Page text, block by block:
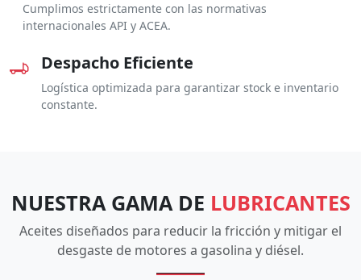
Cumplimos estrictamente con las normativas
internacionales API y ACEA.
Despacho Eficiente
Logística optimizada para garantizar stock e inventario
constante.
NUESTRA GAMA DE LUBRICANTES
Aceites diseñados para reducir la fricción y mitigar el
desgaste de motores a gasolina y diésel.